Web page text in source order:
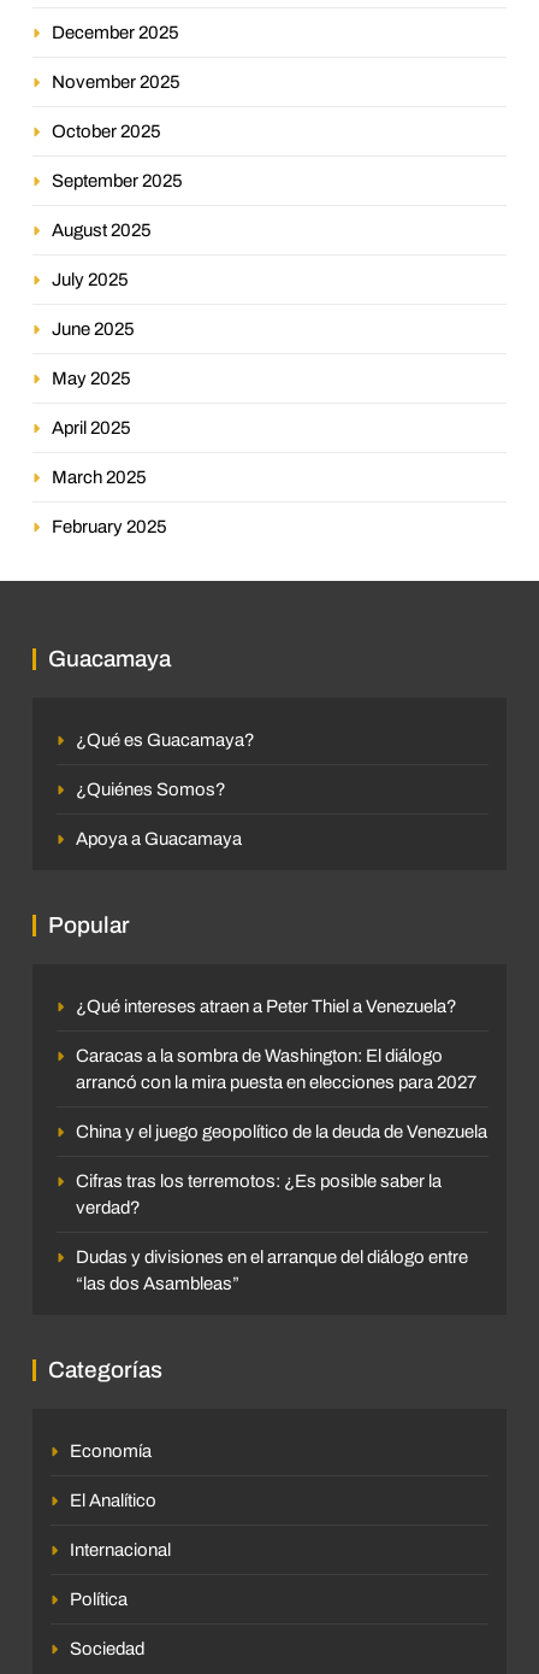
December 2025
November 2025
October 2025
September 2025
August 2025
July 2025
June 2025
May 2025
April 2025
March 2025
February 2025
Guacamaya
¿Qué es Guacamaya?
¿Quiénes Somos?
Apoya a Guacamaya
Popular
¿Qué intereses atraen a Peter Thiel a Venezuela?
Caracas a la sombra de Washington: El diálogo
arrancó con la mira puesta en elecciones para 2027
China y el juego geopolítico de la deuda de Venezuela
Cifras tras los terremotos: ¿Es posible saber la
verdad?
Dudas y divisiones en el arranque del diálogo entre
“las dos Asambleas”
Categorías
Economía
El Analítico
Internacional
Política
Sociedad